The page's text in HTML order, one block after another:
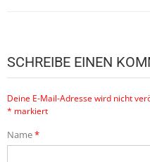
SCHREIBE EINEN
Deine E-Mail-Adresse wird nicht
* markiert
Name*